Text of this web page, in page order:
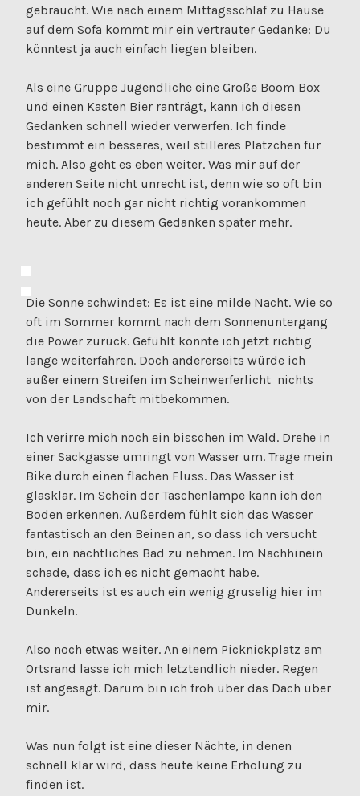
gebraucht. Wie nach einem Mittagsschlaf zu Hause
auf dem Sofa kommt mir ein vertrauter Gedanke: Du
könntest ja auch einfach liegen bleiben.
Als eine Gruppe Jugendliche eine Große Boom Box
und einen Kasten Bier ranträgt, kann ich diesen
Gedanken schnell wieder verwerfen. Ich finde
bestimmt ein besseres, weil stilleres Plätzchen für
mich. Also geht es eben weiter. Was mir auf der
anderen Seite nicht unrecht ist, denn wie so oft bin
ich gefühlt noch gar nicht richtig vorankommen
heute. Aber zu diesem Gedanken später mehr.
Die Sonne schwindet: Es ist eine milde Nacht. Wie so
oft im Sommer kommt nach dem Sonnenuntergang
die Power zurück. Gefühlt könnte ich jetzt richtig
lange weiterfahren. Doch andererseits würde ich
außer einem Streifen im Scheinwerferlicht nichts
von der Landschaft mitbekommen.
Ich verirre mich noch ein bisschen im Wald. Drehe in
einer Sackgasse umringt von Wasser um. Trage mein
Bike durch einen flachen Fluss. Das Wasser ist
glasklar. Im Schein der Taschenlampe kann ich den
Boden erkennen. Außerdem fühlt sich das Wasser
fantastisch an den Beinen an, so dass ich versucht
bin, ein nächtliches Bad zu nehmen. Im Nachhinein
schade, dass ich es nicht gemacht habe.
Andererseits ist es auch ein wenig gruselig hier im
Dunkeln.
Also noch etwas weiter. An einem Picknickplatz am
Ortsrand lasse ich mich letztendlich nieder. Regen
ist angesagt. Darum bin ich froh über das Dach über
mir.
Was nun folgt ist eine dieser Nächte, in denen
schnell klar wird, dass heute keine Erholung zu
finden ist.